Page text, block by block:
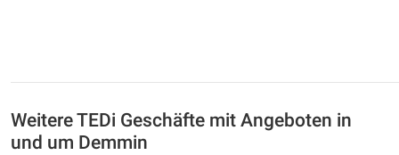
Weitere TEDi Geschäfte mit Angeboten in
und um Demmin